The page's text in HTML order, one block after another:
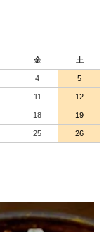
金 土
4 5
11 12
18 19
25 26